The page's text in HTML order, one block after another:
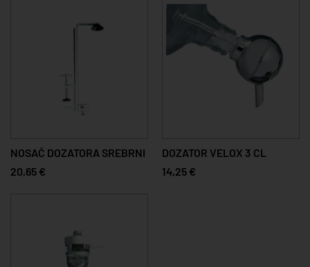
NOSAČ DOZATORA SREBRNI
20,65 €
DOZATOR VELOX 3 CL
14,25 €